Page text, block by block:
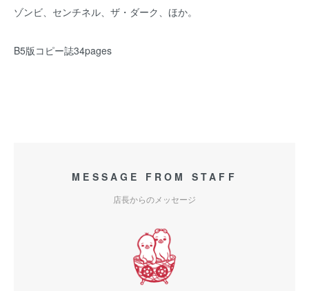
ゾンビ、センチネル、ザ・ダーク、ほか。
B5版コピー誌34pages
MESSAGE FROM STAFF
店長からのメッセージ